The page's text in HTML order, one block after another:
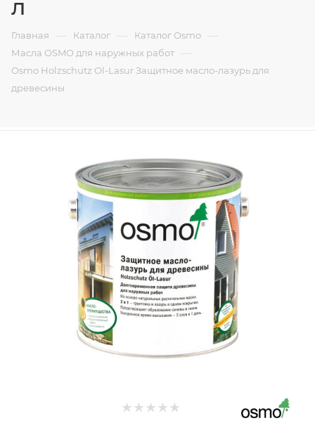
л
Главная — Каталог — Каталог Osmo —
Масла OSMO для наружных работ —
Osmo Holzschutz Ol-Lasur Защитное масло-лазурь для
древесины